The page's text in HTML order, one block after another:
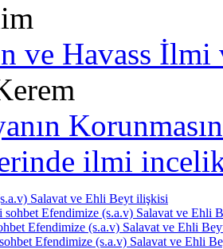
ve Havass İlmi
ilmi
Salavat ve Ehli Beyt ilişkisi
sohbet Efendimize (s.a.v) Salavat ve Ehli
Efendimize (s.a.v) Salavat ve Ehli
Efendimize (s.a.v) Salavat ve Ehli